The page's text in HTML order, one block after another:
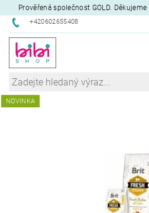
Prověřená společnost GOLD.
+420602655408
NOVINKA